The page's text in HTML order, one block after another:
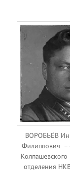
ВОРОБЬЁВ
Филиппович –
отделения